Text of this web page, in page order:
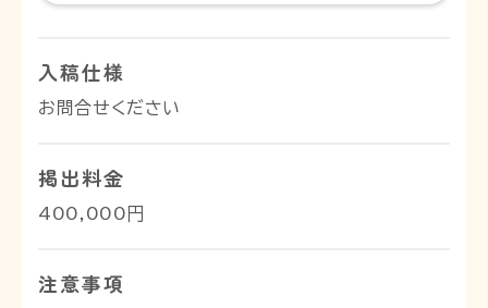
入稿仕様
お問合せください
掲出料金
400,000円
注意事項